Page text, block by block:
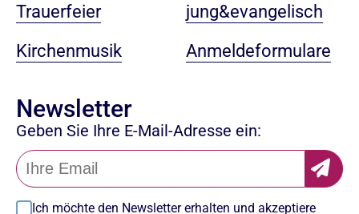
Trauerfeier
Kirchenmusik
jung&evangelisch
Anmeldeformulare
Newsletter
Geben Sie Ihre E-Mail-Adresse ein:
Ich möchte den Newsletter erhalten und akzeptiere